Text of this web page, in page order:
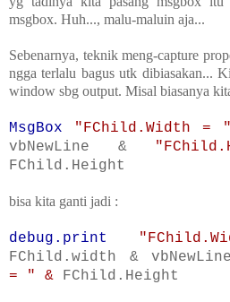
msgbox. Huh..., malu-maluin aja...
Sebenarnya, teknik meng-capture
ngga terlalu bagus utk dibiasakan...
window sbg output. Misal biasanya
MsgBox "FChild.Width =
vbNewLine &
FChild.Height
bisa kita ganti jadi :
debug.print
FChild.width &
= " & FChild.Height